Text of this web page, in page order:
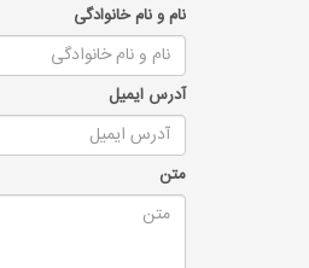
نام و نام خانوادگی
آدرس ایمیل
متن